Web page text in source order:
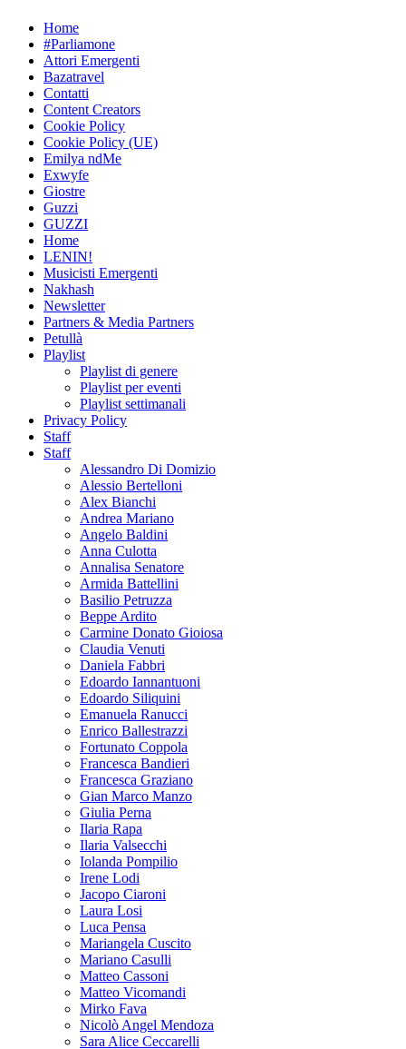
Skip
content
Home
#Parliamone
Attori Emergenti
Bazatravel
Contatti
Content Creators
Cookie Policy
Cookie Policy (UE)
Emilya ndMe
Exwyfe
Giostre
Guzzi
GUZZI
Home
LENIN!
Musicisti Emergenti
Nakhash
Newsletter
Partners & Media Partners
Petullà
Playlist
Playlist di genere
Playlist per eventi
Playlist settimanali
Privacy Policy
Staff
Staff
Alessandro Di Domizio
Alessio Bertelloni
Alex Bianchi
Andrea Mariano
Angelo Baldini
Anna Culotta
Annalisa Senatore
Armida Battellini
Basilio Petruzza
Beppe Ardito
Carmine Donato Gioiosa
Claudia Venuti
Daniela Fabbri
Edoardo Iannantuoni
Edoardo Siliquini
Emanuela Ranucci
Enrico Ballestrazzi
Fortunato Coppola
Francesca Bandieri
Francesca Graziano
Gian Marco Manzo
Giulia Perna
Ilaria Rapa
Ilaria Valsecchi
Iolanda Pompilio
Irene Lodi
Jacopo Ciaroni
Laura Losi
Luca Pensa
Mariangela Cuscito
Mariano Casulli
Matteo Cassoni
Matteo Vicomandi
Mirko Fava
Nicolò Angel Mendoza
Sara Alice Ceccarelli